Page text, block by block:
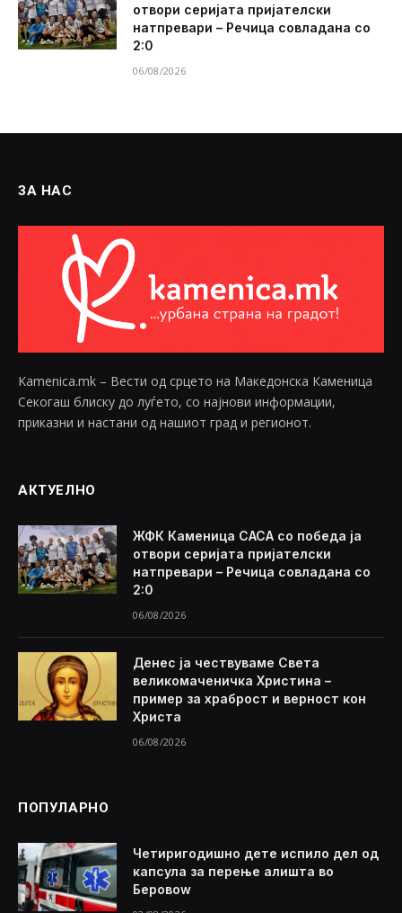
отвори серијата пријателски
натпревари – Речица совладана со
2:0
06/08/2026
ЗА НАС
Kamenica.mk – Вести од срцето на Македонска Каменица
Секогаш блиску до луѓето, со најнови информации,
приказни и настани од нашиот град и регионот.
АКТУЕЛНО
ЖФК Каменица САСА со победа ја
отвори серијата пријателски
натпревари – Речица совладана со
2:0
06/08/2026
Денес ја чествуваме Света
великомаченичка Христина –
пример за храброст и верност кон
Христа
06/08/2026
ПОПУЛАРНО
Четиригодишно дете испило дел од
капсула за перење алишта во
Беровоw